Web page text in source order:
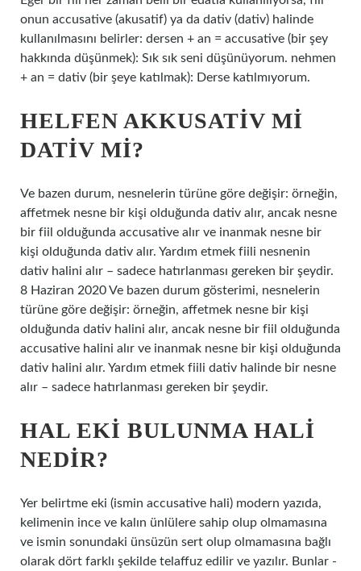
onun accusative (akusatif) ya da dativ (dativ) halinde
kullanılmasını belirler: dersen + an = accusative (bir şey
hakkında düşünmek): Sık sık seni düşünüyorum. nehmen
+ an = dativ (bir şeye katılmak): Derse katılmıyorum.
HELFEN AKKUSATIV MI
DATIV MI?
Ve bazen durum, nesnelerin türüne göre değişir: örneğin,
affetmek nesne bir kişi olduğunda dativ alır, ancak nesne
bir fiil olduğunda accusative alır ve inanmak nesne bir
kişi olduğunda dativ alır. Yardım etmek fiili nesnenin
dativ halini alır – sadece hatırlanması gereken bir şeydir.
8 Haziran 2020 Ve bazen durum gösterimi, nesnelerin
türüne göre değişir: örneğin, affetmek nesne bir kişi
olduğunda dativ halini alır, ancak nesne bir fiil olduğunda
accusative halini alır ve inanmak nesne bir kişi olduğunda
dativ halini alır. Yardım etmek fiili dativ halinde bir nesne
alır – sadece hatırlanması gereken bir şeydir.
HAL EKI BULUNMA HALI
NEDIR?
Yer belirtme eki (ismin accusative hali) modern yazıda,
kelimenin ince ve kalın ünlülere sahip olup olmamasına
ve ismin sonundaki ünsüzün sert olup olmamasına bağlı
olarak dört farklı şekilde telaffuz edilir ve yazılır. Bunlar -